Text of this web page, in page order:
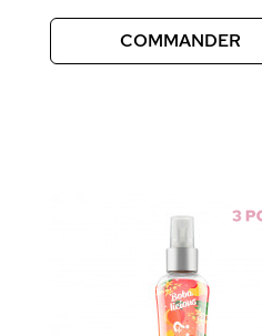
COMMANDER